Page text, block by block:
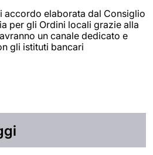
accordo elaborata dal Consiglio
per gli Ordini locali grazie alla
un canale dedicato e
gli istituti bancari